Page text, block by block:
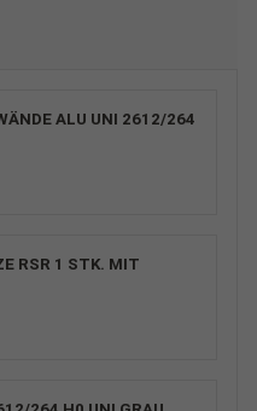
ALU UNI 2612/264
RSR 1 STK. MIT